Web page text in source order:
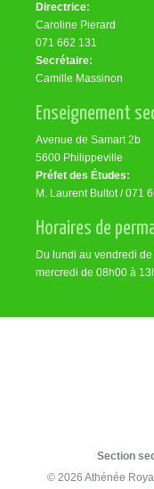
Directrice:
Caroline Pierard
071 662 131
Secrétaire:
Camille Massinon
Enseignement
Avenue de Samart 2b
5600 Philippeville
Préfet des Études:
M. Laurent Bultot / 071
Horaires de
Du lundi au vendredi
mercredi de 08h00 à
Section
© 2026 Athénée